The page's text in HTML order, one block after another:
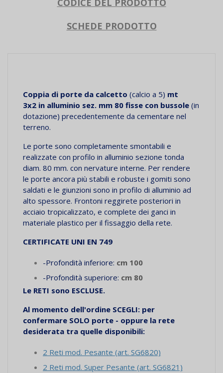
SCHEDE PRODOTTO
Coppia di porte da calcetto (calcio a 5) mt
3x2 in alluminio sez. mm 80 fisse con bussole (in
dotazione) precedentemente da cementare nel
terreno.
Le porte sono completamente smontabili e
realizzate con profilo in alluminio sezione tonda
diam. 80 mm. con nervature interne. Per rendere
le porte ancora più stabili e robuste i gomiti sono
saldati e le giunzioni sono in profilo di alluminio ad
alto spessore. Frontoni reggirete posteriori in
acciaio tropicalizzato, e complete dei ganci in
materiale plastico per il fissaggio della rete.
CERTIFICATE UNI EN 749
-Profondità inferiore: cm 100
-Profondità superiore: cm 80
Le RETI sono ESCLUSE.
Al momento dell'ordine SCEGLI: per
confermare SOLO porte - oppure la rete
desiderata tra quelle disponibili:
2 Reti mod. Pesante (art. SG6820)
2 Reti mod. Super Pesante (art. SG6821)